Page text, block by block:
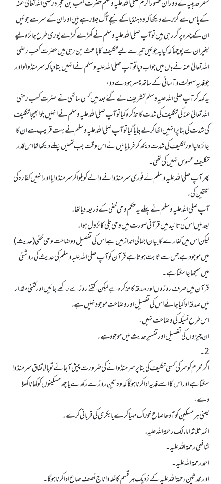
سفرحدیبیہ کے دوران حضوراکرم صلی اللہ علیہ وسلم حضرت کعب بن عجرہ رضی اللہ تعالیٰ عنہ
کے پاس سے گزرے دیکھا کہ وہ ہنڈیا کے نیچے آگ جلارہے ہیں اور ان کےسر سے جوئیں
ان کے چہرہ پر گررہی ہیں تو آپ صلی اللہ علیہ وسلم نے کھڑے کھڑے پوری طرح جائزہ لیے
بغیر ان سے پوچھا کہ کیا یہ جوئیں تیرے لیے تکلیف کا باعث بن رہی ہیں حضرت کعب رضی
اللہ تعالیٰ عنہ نے ہاں میں جواب دیا تو آپ صلی اللہ علیہ وسلم نے انہیں بتا دیا کہ سرمنڈوالو اور
جو فدیہ سہولت وآسانی کے ساتھ میسر ہو دے دو،
یہ کہہ کر آپ صلی اللہ علیہ وسلم تشریف لے گئے بعد میں کسی ساتھی نے حضرت کعب رضی
اللہ تعالیٰ عنہ کی تکلیف کی شدت کا تذکرہ کیا تو آپ صلی اللہ علیہ وسلم نے انہیں بلوا بھیجا تکلیف
کی شدت کی بنا پر انہیں اٹھا کر لے جایا گیا تو آپ صلی اللہ علیہ وسلم نے بہت قریب سے ان کا
جائزہ لیا اور تکلیف کی شدت دیکھ کرفرمایا میں نے اس وقت جب تمھیں پہلے دیکھا تھا اس قدر
تکلیف محسوس نہیں کی تھی۔
پھر آپ صلی اللہ علیہ وسلم نے فوری سرمنڈوانے والے کو بلوا کر سرمنڈوایا اور انہیں کفارہ کی
تلقین کی۔
آپ صلی اللہ علیہ وسلم نے پہلے یہ حکم وحی خفی کے ذریعہ دیا تھا۔
بعد میں اس کی تائید میں قرآنی صورت میں وحی جلی کا نزول ہوا۔
لیکن اس میں کفارے کا بیان اجمالی انداز میں ہے اس کی تفصیل ووضاحت وحی خفی (حدیث)
میں موجود ہے جس سے ثابت ہوتا ہے قرآن کو آپ صلی اللہ علیہ وسلم کی حدیث کی روشنی
میں سمجھا جا سکتا ہے۔
قرآن میں صرف روزوں اور صدقہ کا تذکرہ ہے لیکن کتنے روزے رکھے جائیں اور کتنی مقدار
میں صدقہ ادا کیاجائے اس کی تفصیل اور وضاحت موجود نہیں ہے۔
اس طرح نسیکہ کی وضاحت نہیں،
ان چیزوں کی تفصیل اور تفسیر حدیث میں موجود ہے۔
2۔
اگر محرِم کوسر کی کسی تکلیف کی بنا پر سرمنڈوانے کی ضرورت پیش آ جائے تو بالاتفاق سرمنڈوا
سکتا ہے اور اس کا اسے فدیہ ادا کرنا ہو گا کہ وہ تین روزے رکھ لے یا چھ مسکینوں کو کھانا کھلا
دے،
یعنی ہر مسکین کو آدھا صاع خوراک مہیا کرے یا بکری کی قربانی کرے۔
ائمہ ثلاثہ اما مالک رحمۃ اللہ علیہ۔
شافعی رحمۃ اللہ علیہ۔
احمد رحمۃ اللہ علیہ۔
اور محدثین رحمۃ اللہ علیہ کے نزدیک ہر قسم کا غلہ و اناج نصف صاع ادا کرنا ہوگا۔